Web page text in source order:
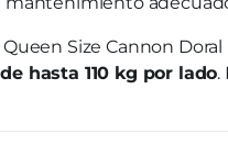
Size Cannon
hasta 110 kg por lado.